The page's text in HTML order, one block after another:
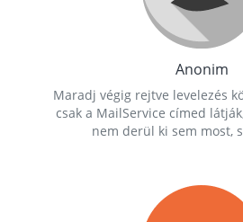
Anonim
Maradj végig rejtve levelezés
csak a MailService címed
nem derül ki sem most,